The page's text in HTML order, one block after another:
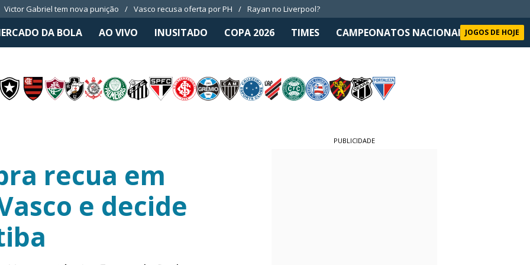
Victor Gabriel tem nova punição Vasco recusa oferta por PH Rayan no Liverpool?
DA BOLA AO VIVO INUSITADO COPA 2026 TIMES CAMPEONATOS NACIONAIS SELEÇÃO
JOGOS DE HOJE
recua em
e decide
PUBLICIDADE